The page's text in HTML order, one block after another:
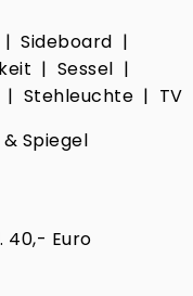
Sideboard |
| Sessel |
| Stehleuchte | TV
Spiegel
40,- Euro